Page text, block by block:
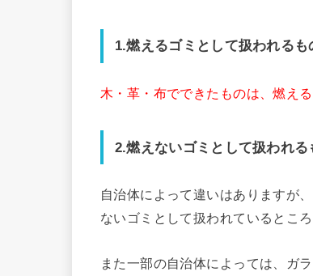
1.燃えるゴミとして扱われるも
木・革・布でできたものは、燃える
2.燃えないゴミとして扱われる
自治体によって違いはありますが
ないゴミとして扱われているところ
また一部の自治体によっては、ガ